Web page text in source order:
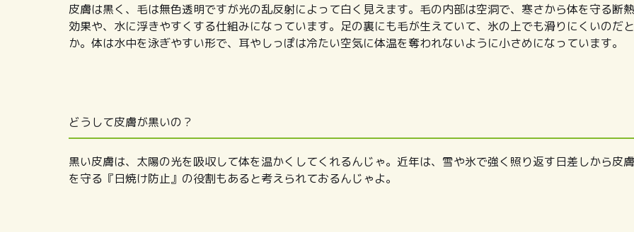
皮膚は黒く、毛は無色透明ですが光の乱反射によって白く見えます。毛の内部は空洞で、寒さから体を守る断熱
効果や、水に浮きやすくする仕組みになっています。足の裏にも毛が生えていて、氷の上でも滑りにくいのだと
か。体は水中を泳ぎやすい形で、耳やしっぽは冷たい空気に体温を奪われないように小さめになっています。
どうして皮膚が黒いの？
黒い皮膚は、太陽の光を吸収して体を温かくしてくれるんじゃ。近年は、雪や氷で強く照り返す日差しから皮膚
を守る『日焼け防止』の役割もあると考えられておるんじゃよ。